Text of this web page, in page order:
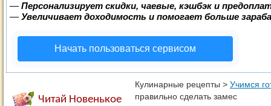
— Персонализирует скидки, чаевые, кэшбэк и
— Увеличивает доходимость и помогает больше
Начать пользоваться сервисом
Кулинарные рецепты > Учимся
правильно сделать замес
Читай Новенькое